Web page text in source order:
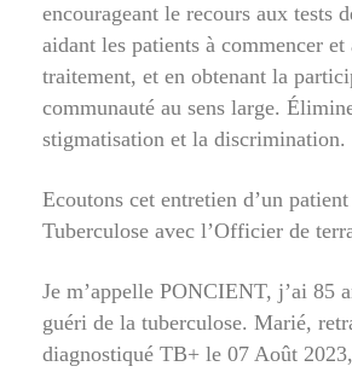
encourageant le recours aux tests
aidant les patients à commencer
traitement, et en obtenant la
communauté au sens large.
stigmatisation et la discrimination.
Ecoutons cet entretien d’un
Tuberculose avec l’Officier de
Je m’appelle PONCIENT, j’ai 85
guéri de la tuberculose. Marié,
diagnostiqué TB+ le 07 Août